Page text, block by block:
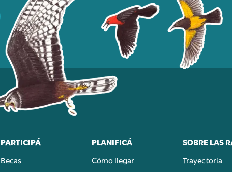
PARTICIPÁ
Becas
PLANIFICÁ
Cómo llegar
SOBRE LAS
Trayectoria